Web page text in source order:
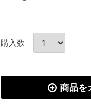
購入数
商品を